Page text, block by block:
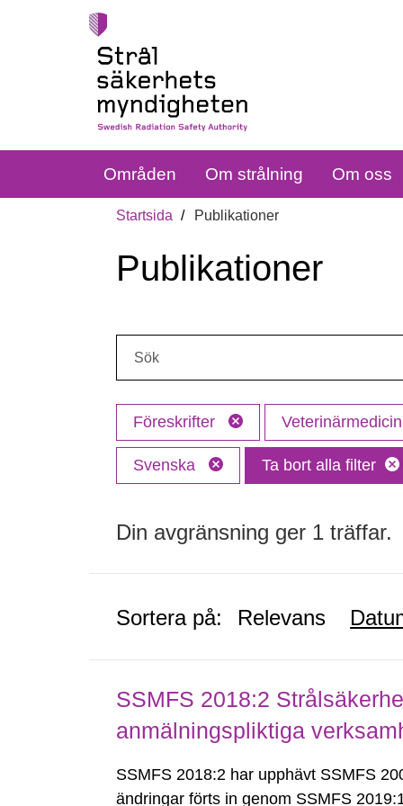
Områden Om strålning Om oss
Startsida Publikationer
Publikationer
Föreskrifter Veterinärmedicin
Svenska Ta bort alla filter
Din avgränsning ger 1 träffar.
Sortera på: Relevans
SSMFS 2018:2
anmälningspliktiga
SSMFS 2018:2 har upphävt SSMFS
ändringar förts in genom SSMFS